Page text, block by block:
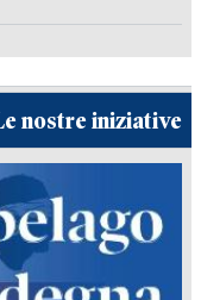
nostre iniziative